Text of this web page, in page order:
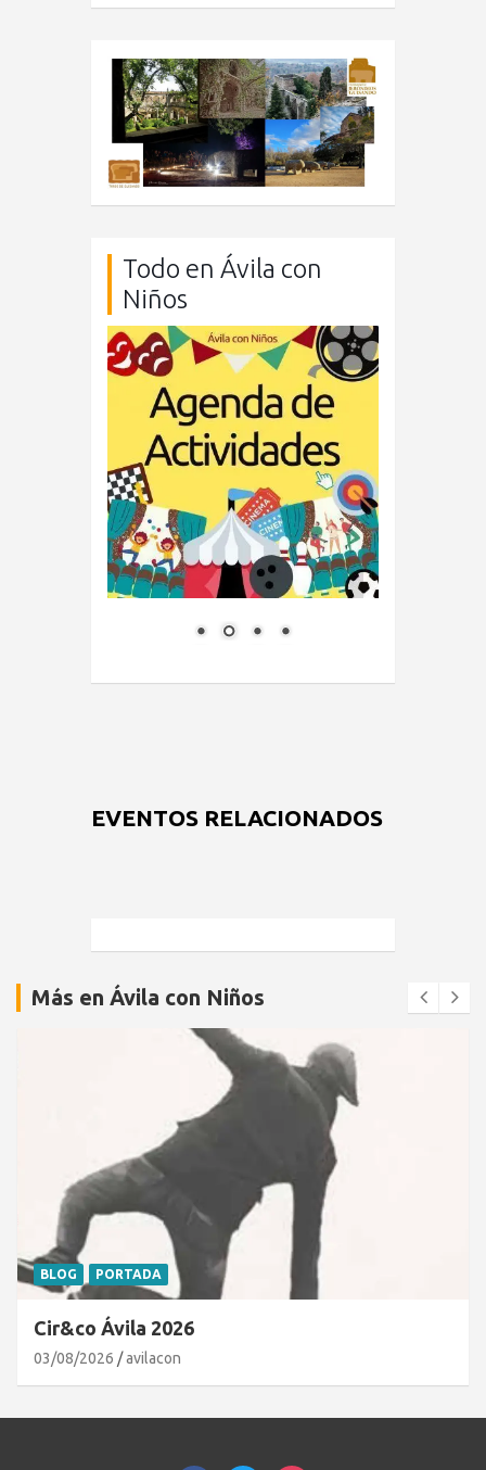
Todo en Ávila con
Niños
EVENTOS RELACIONADOS
Más en Ávila con Niños
BLOG PORTADA
Cir&co Ávila 2026
03/08/2026 avilacon